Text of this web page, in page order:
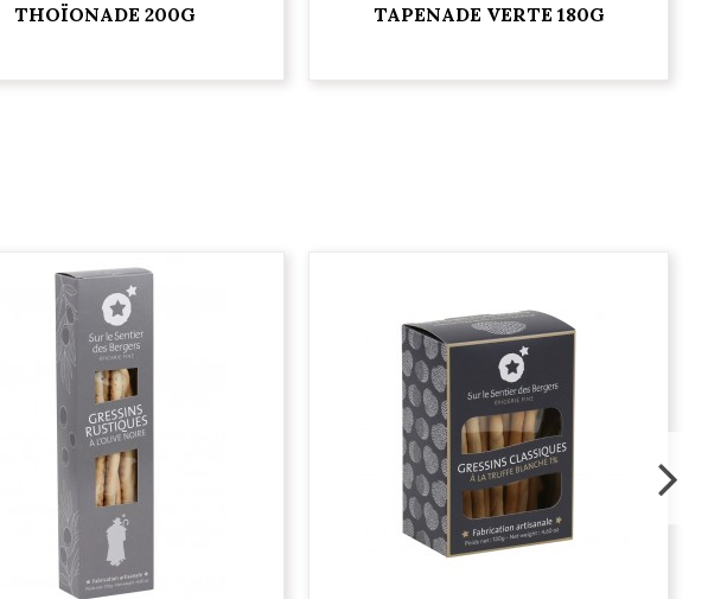
THOÏONADE 200G TAPENADE VERTE 180G